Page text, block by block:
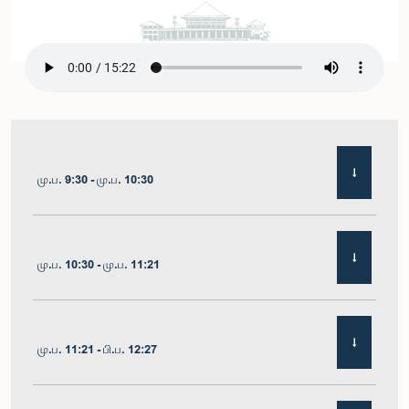
மு.ப. 9:30 - மு.ப. 10:30
மு.ப. 10:30 - மு.ப. 11:21
மு.ப. 11:21 - பி.ப. 12:27